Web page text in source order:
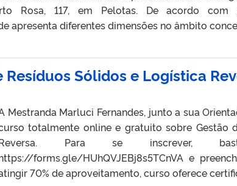
Rosa, 117, em Pelotas. De acordo
apresenta diferentes dimensões no âmbito
Resíduos Sólidos e Logística
Mestranda Marluci Fernandes, junto a sua
totalmente online e gratuito sobre Gestão
Para se inscrever,
forms.gle/HUhQVJEBj8s5TCnVA e
70% de aproveitamento, curso oferece